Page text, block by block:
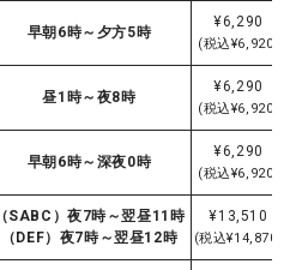
早朝6時～夕方5時
¥6,290
(税込¥6,920)
昼1時～夜8時
¥6,290
(税込¥6,920)
早朝6時～深夜0時
¥6,290
(税込¥6,920)
（SABC）夜7時～翌昼11時
（DEF）夜7時～翌昼12時
¥13,510
(税込¥14,870)